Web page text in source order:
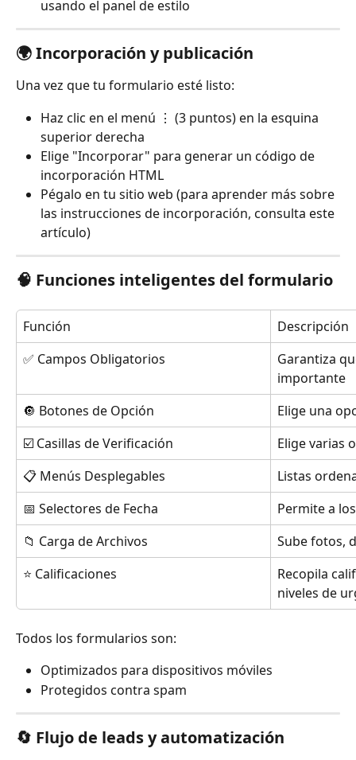
usando el panel de estilo
🌍 Incorporación y publicación
Una vez que tu formulario esté listo:
Haz clic en el menú ⋮ (3 puntos) en la esquina
superior derecha
Elige "Incorporar" para generar un código de
incorporación HTML
Pégalo en tu sitio web (para aprender más sobre
las instrucciones de incorporación, consulta este
artículo)
🧠 Funciones inteligentes del formulario
Función
Descripción
✅ Campos Obligatorios
Garantiza
importante
🔘 Botones de Opción
Elige una
☑️ Casillas de Verificación
Elige varias
📋 Menús Desplegables
Listas
📅 Selectores de Fecha
Permite a
📁 Carga de Archivos
Sube fotos,
⭐ Calificaciones
Recopila
niveles de
Todos los formularios son:
Optimizados para dispositivos móviles
Protegidos contra spam
🔄 Flujo de leads y automatización